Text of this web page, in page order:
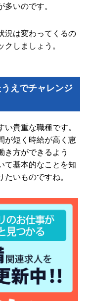
いのです。
況は変わってくるの
しましょう。
えでチャレンジ
貴重な職種です。
が短く時給が高く恵
き方ができるよう
て基本的なことを知
いものですね。